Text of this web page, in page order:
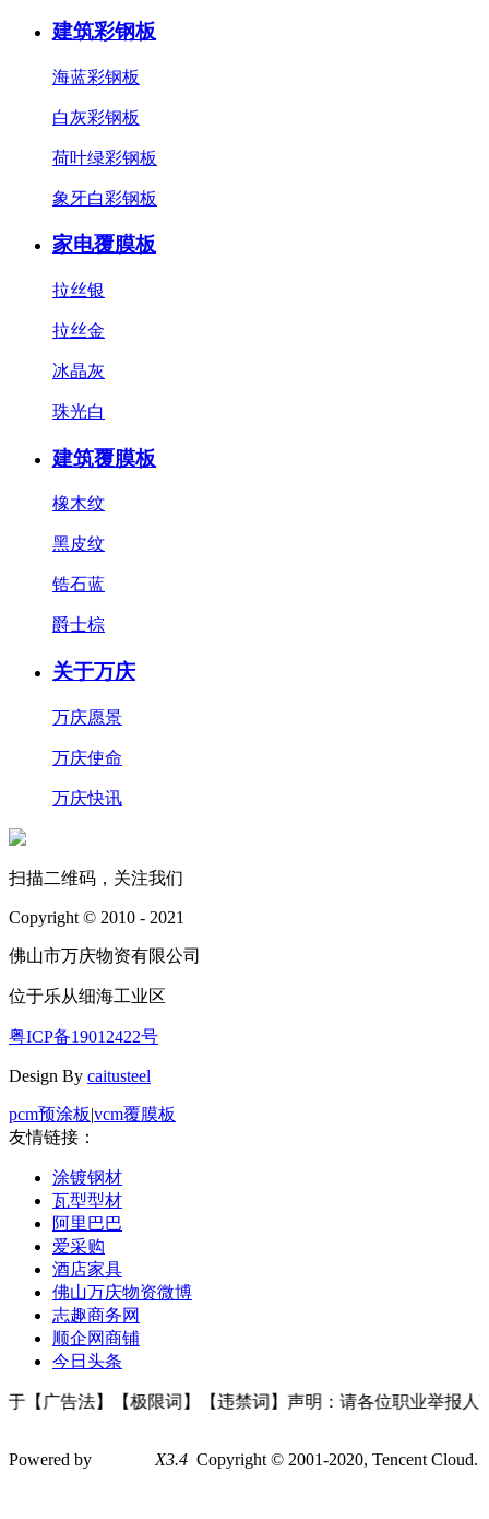
建筑彩钢板
海蓝彩钢板
白灰彩钢板
荷叶绿彩钢板
象牙白彩钢板
家电覆膜板
拉丝银
拉丝金
冰晶灰
珠光白
建筑覆膜板
橡木纹
黑皮纹
锆石蓝
爵士棕
关于万庆
万庆愿景
万庆使命
万庆快讯
扫描二维码，关注我们
Copyright © 2010 - 2021
佛山市万庆物资有限公司
位于乐从细海工业区
粤ICP备19012422号
Design By caitusteel
pcm预涂板|vcm覆膜板
友情链接：
涂镀钢材
瓦型型材
阿里巴巴
爱采购
酒店家具
佛山万庆物资微博
志趣商务网
顺企网商铺
今日头条
广告法】【极限词】【违禁词】声明：请各位职业举报
Powered by X3.4 Copyright © 2001-2020, Tencent Cloud.